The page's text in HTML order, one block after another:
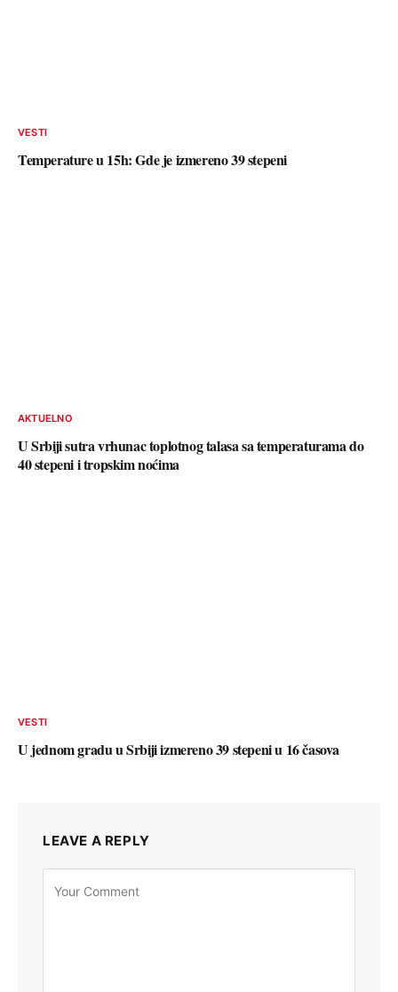
VESTI
Temperature u 15h: Gde je izmereno 39 stepeni
AKTUELNO
U Srbiji sutra vrhunac toplotnog talasa sa temperaturama do
40 stepeni i tropskim noćima
VESTI
U jednom gradu u Srbiji izmereno 39 stepeni u 16 časova
LEAVE A REPLY